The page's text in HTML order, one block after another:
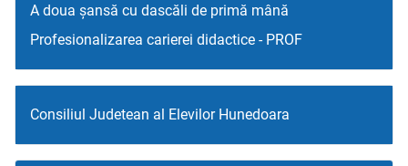
A doua șansă cu dascăli de primă mână
Profesionalizarea carierei didactice - PROF
Consiliul Judetean al Elevilor Hunedoara